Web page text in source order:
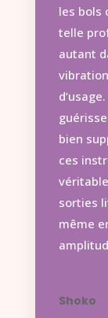
les bols
telle
autant
bien
ces
sorties
même
Shoko